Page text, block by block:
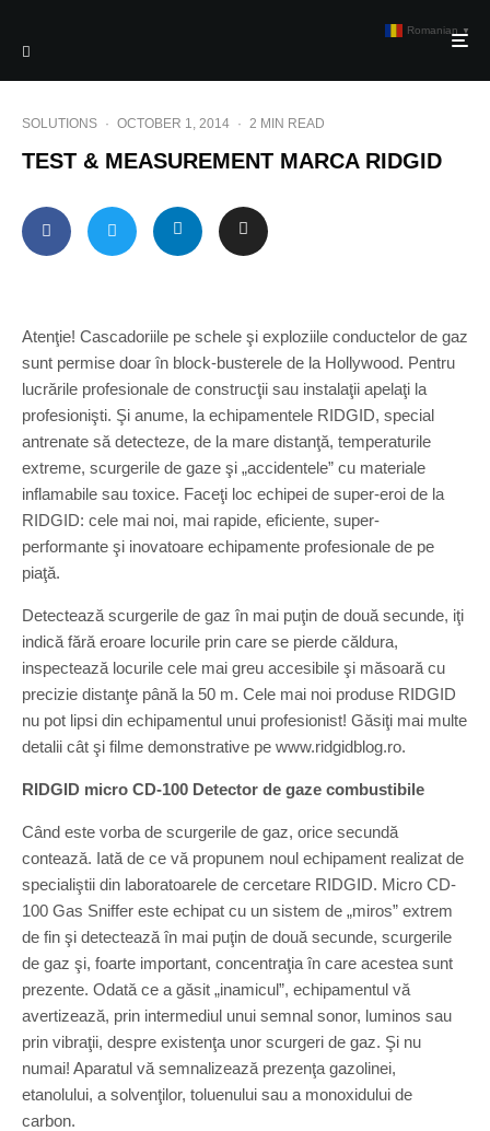
SOLUTIONS · OCTOBER 1, 2014 · 2 MIN READ
TEST & MEASUREMENT MARCA RIDGID
Atenţie! Cascadoriile pe schele şi exploziile conductelor de gaz
sunt permise doar în block-busterele de la Hollywood. Pentru
lucrările profesionale de construcţii sau instalaţii apelaţi la
profesionişti. Şi anume, la echipamentele RIDGID, special
antrenate să detecteze, de la mare distanţă, temperaturile
extreme, scurgerile de gaze şi „accidentele” cu materiale
inflamabile sau toxice. Faceţi loc echipei de super-eroi de la
RIDGID: cele mai noi, mai rapide, eficiente, super-
performante şi inovatoare echipamente profesionale de pe
piaţă.
Detectează scurgerile de gaz în mai puţin de două secunde, iţi
indică fără eroare locurile prin care se pierde căldura,
inspectează locurile cele mai greu accesibile şi măsoară cu
precizie distanţe până la 50 m. Cele mai noi produse RIDGID
nu pot lipsi din echipamentul unui profesionist! Găsiţi mai multe
detalii cât şi filme demonstrative pe www.ridgidblog.ro.
RIDGID micro CD-100 Detector de gaze combustibile
Când este vorba de scurgerile de gaz, orice secundă
contează. Iată de ce vă propunem noul echipament realizat de
specialiştii din laboratoarele de cercetare RIDGID. Micro CD-
100 Gas Sniffer este echipat cu un sistem de „miros” extrem
de fin şi detectează în mai puţin de două secunde, scurgerile
de gaz şi, foarte important, concentraţia în care acestea sunt
prezente. Odată ce a găsit „inamicul”, echipamentul vă
avertizează, prin intermediul unui semnal sonor, luminos sau
prin vibraţii, despre existenţa unor scurgeri de gaz. Şi nu
numai! Aparatul vă semnalizează prezenţa gazolinei,
etanolului, a solvenţilor, toluenului sau a monoxidului de
carbon.
Romanian ▼